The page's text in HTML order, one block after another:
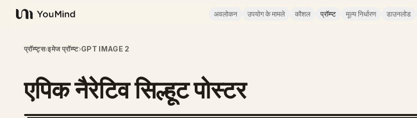
YouMind
अवलोकन उपयोग के मामले कौशल प्रॉम्प्ट मूल्य निर्धारण डाउनलोड
प्रॉम्प्ट्स›इमेज प्रॉम्प्ट›GPT IMAGE 2
एपिक नैरेटिव सिल्हूट पोस्टर